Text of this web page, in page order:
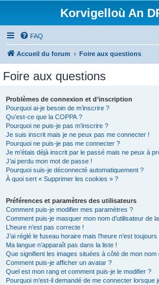
Korvigelloù An
FAQ
Accueil du forum Foire aux questions
Foire aux questions
Problèmes de connexion et d’inscription
Pourquoi ai-je besoin de m’inscrire ?
Qu’est-ce que la COPPA ?
Pourquoi ne puis-je pas m’inscrire ?
Je suis inscrit mais je ne peux pas me connecter !
Pourquoi ne puis-je pas me connecter ?
Je m’étais déjà inscrit par le passé mais ne peux à
J’ai perdu mon mot de passe !
Pourquoi suis-je déconnecté automatiquement ?
À quoi sert « Supprimer les cookies » ?
Préférences et paramètres des utilisateurs
Comment puis-je modifier mes paramètres ?
Comment puis-je masquer mon nom d’utilisateur de
L’heure n’est pas correcte !
J’ai réglé le fuseau horaire mais l’heure n’est
Ma langue n’apparaît pas dans la liste !
Que signifient les images situées à côté de mon nom
Comment puis-je afficher un avatar ?
Quel est mon rang et comment puis-je le modifier ?
Pourquoi m’est-il demandé de me connecter lorsque